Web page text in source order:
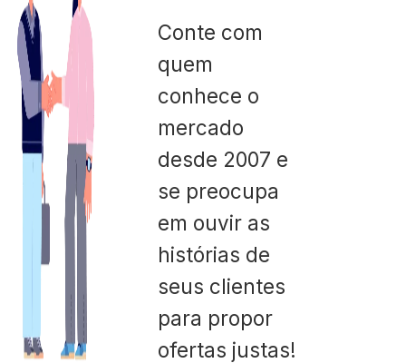
Conte com
quem
conhece o
mercado
desde 2007 e
se preocupa
em ouvir as
histórias de
seus clientes
para propor
ofertas justas!